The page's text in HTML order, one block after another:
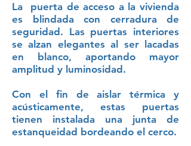
La puerta de acceso a la vivienda
es blindada con cerradura de
seguridad. Las puertas interiores
se alzan elegantes al ser lacadas
en blanco, aportando mayor
amplitud y luminosidad.
Con el fin de aislar térmica y
acústicamente, estas puertas
tienen instalada una junta de
estanqueidad bordeando el cerco.